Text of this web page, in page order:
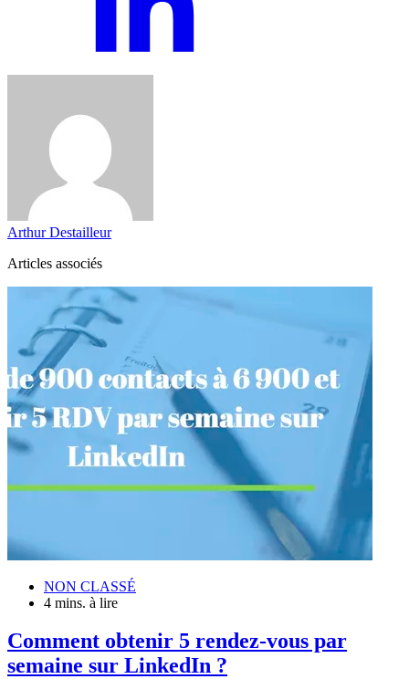
Arthur Destailleur
Articles associés
NON CLASSÉ
4 mins. à lire
Comment obtenir 5 rendez-vous par
semaine sur LinkedIn ?